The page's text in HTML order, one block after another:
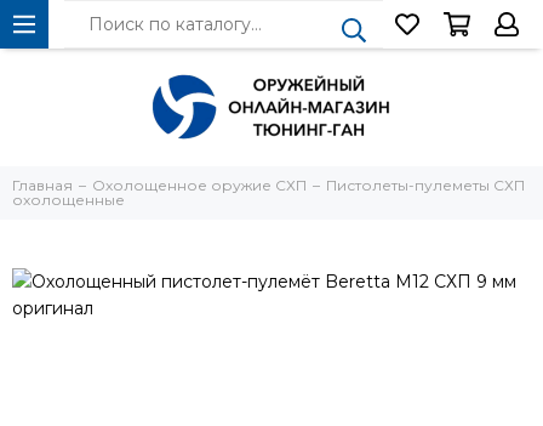
Главная Охолощенное оружие СХП
Пистолеты-пулеметы СХП
охолощенные